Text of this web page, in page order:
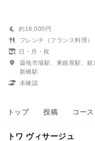
約18,000円
フレンチ（フランス料理）
日・月・祝
築地市場駅、東銀座駅、銀
新橋駅
未確認
トップ 投稿 コース
トワ ヴィサージュ